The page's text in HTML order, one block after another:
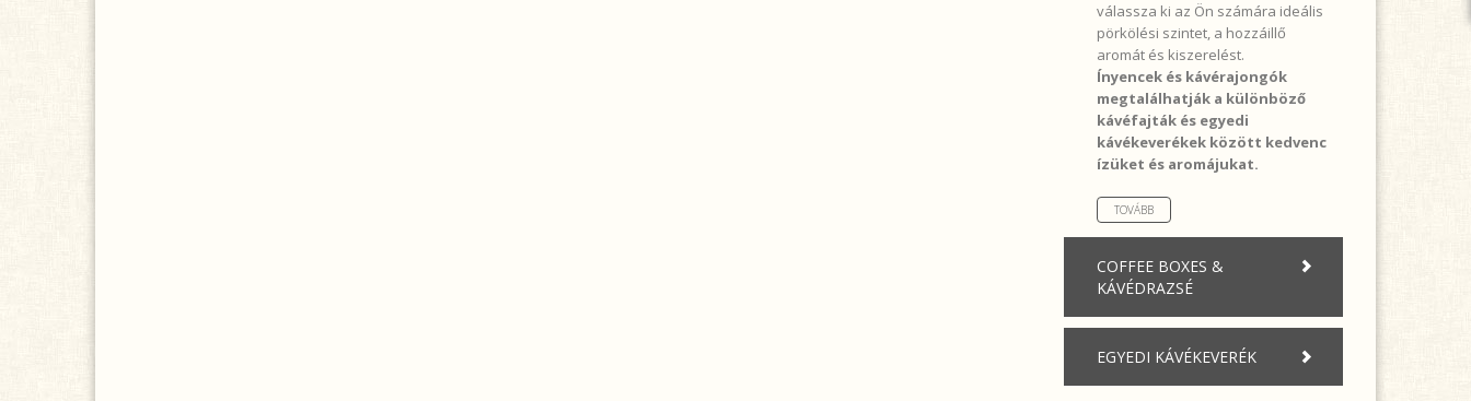
válassza ki az Ön számára ideális
pörkölési szintet, a hozzáillő
aromát és kiszerelést.
Ínyencek és kávérajongók
megtalálhatják a különböző
kávéfajták és egyedi
kávékeverékek között kedvenc
ízüket és aromájukat.
TOVÁBB
COFFEE BOXES &
KÁVÉDRAZSÉ
EGYEDI KÁVÉKEVERÉK